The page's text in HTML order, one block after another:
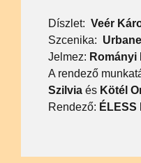
Díszlet: Veér
Szcenika:
Jelmez: Rományi
A rendező
Szilvia ésKötél
Rendező: ÉLESS